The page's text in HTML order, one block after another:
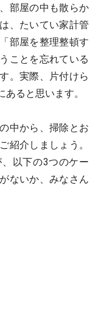
部屋の中も散らか
、たいてい家計管
部屋を整理整頓す
ことを忘れている
。実際、片付けら
ると思います。
中から、掃除とお
紹介しましょう。
以下の3つのケー
ないか、みなさん